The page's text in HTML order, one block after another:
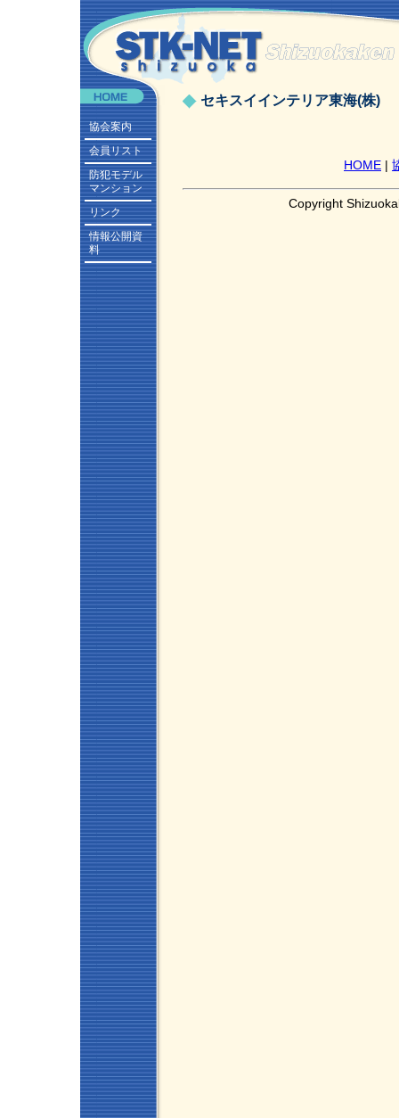
協会案内
会員リスト
防犯モデル
マンション
リンク
情報公開資
料
セキスイインテリア東海(株)
HOME |
Copyright